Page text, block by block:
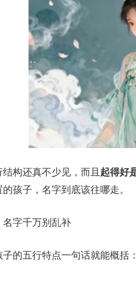
构还真不少见，而且 起得好
孩子，名字到底该往哪走。
名字千万别乱补
的五行特点一句话就能概括：